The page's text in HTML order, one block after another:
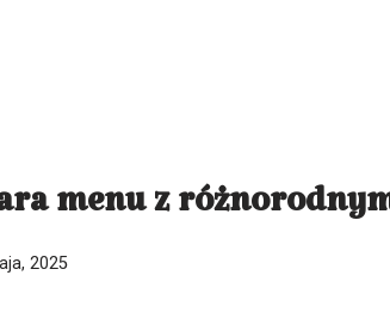
menu z
2025